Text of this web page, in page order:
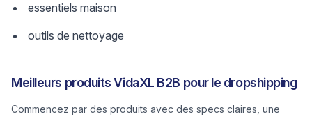
essentiels maison
outils de nettoyage
Meilleurs produits VidaXL B2B pour le dropshipping
Commencez par des produits avec des specs claires, une